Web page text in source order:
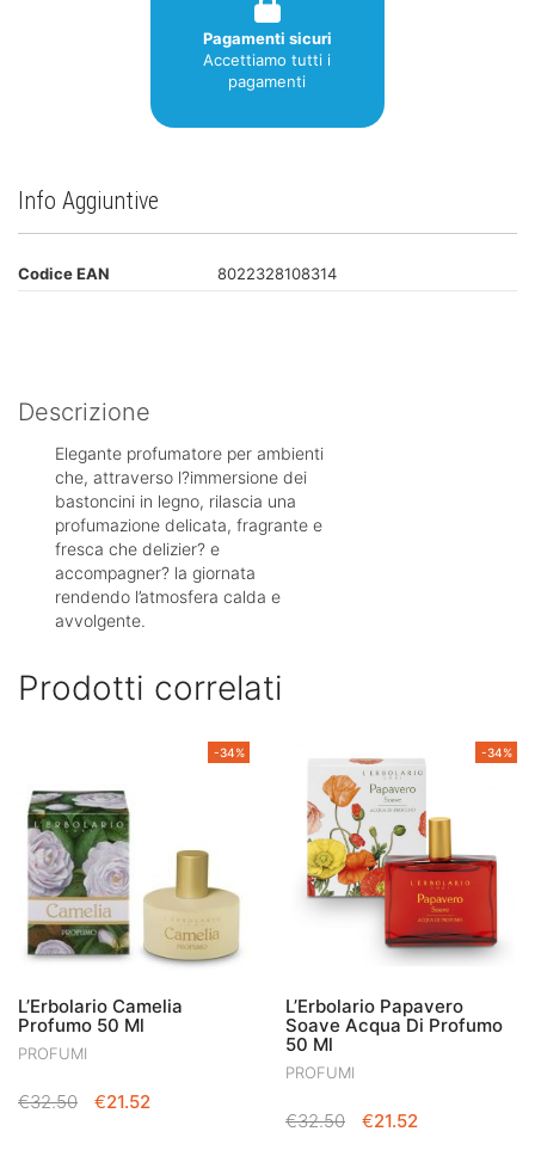
Pagamenti sicuri
Accettiamo tutti i
pagamenti
Info Aggiuntive
Codice EAN 8022328108314
Descrizione
Elegante profumatore per ambienti
che, attraverso l?immersione dei
bastoncini in legno, rilascia una
profumazione delicata, fragrante e
fresca che delizier? e
accompagner? la giornata
rendendo l’atmosfera calda e
avvolgente.
Prodotti correlati
-34%
L’Erbolario Camelia
Profumo 50 Ml
PROFUMI
€32.50
IL
€21.52
-34%
L’Erbolario Papavero
Soave Acqua Di Profumo
50 Ml
PROFUMI
€32.50
IL
€21.52